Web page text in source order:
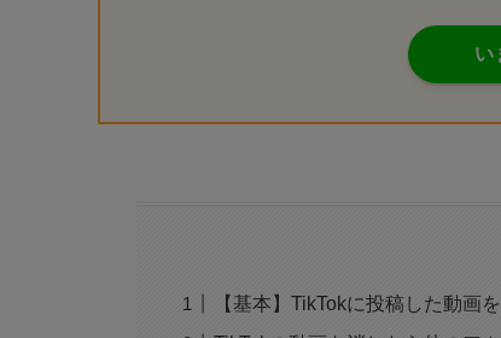
い
【基本】TikTokに投稿した動画